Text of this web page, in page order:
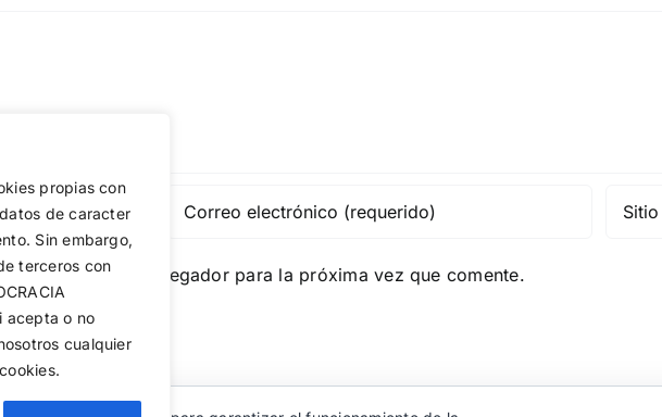
propias con
de caracter
Sin embargo,
terceros con
acepta o no
cualquier
web en este navegador para la próxima vez que comente.